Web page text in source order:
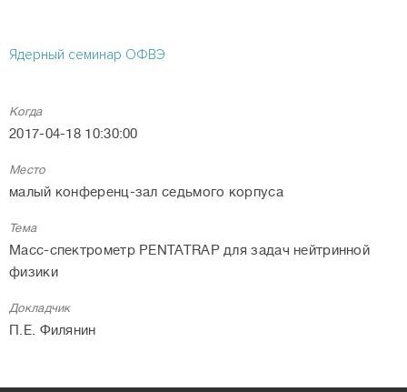
Ядерный семинар ОФВЭ
Когда
2017-04-18 10:30:00
Место
малый конференц-зал седьмого корпуса
Тема
Масс-спектрометр PENTATRAP для задач нейтринной
физики
Докладчик
П.Е. Филянин